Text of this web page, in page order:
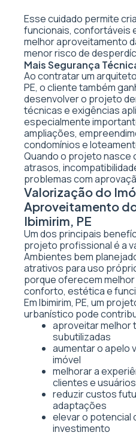
Esse cuidado permite
funcionais, confortáveis
melhor aproveitamento
menor risco de
Mais Segurança
Ao contratar um
PE, o cliente também
desenvolver o projeto
técnicas e exigências
especialmente
ampliações,
condomínios e
Quando o projeto nasce
atrasos,
problemas com
Valorização do
Aproveitamento
Ibimirim, PE
Um dos principais
projeto profissional é a
Ambientes bem
atrativos para uso
porque oferecem
conforto, estética e
Em Ibimirim, PE, um
urbanístico pode
aproveitar melhor
subutilizadas
aumentar o apelo
imóvel
melhorar a
clientes e usuários
reduzir custos
adaptações
elevar o potencial
investimento